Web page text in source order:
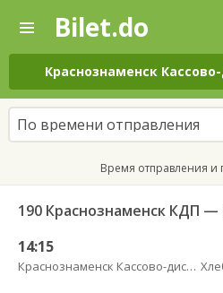
—
Поиск
и
покупка
билетов
на
автобус
онлайн
Bilet.do
По времени отправления
Время отправления и
190 Краснознаменск КДП —
14:15
Краснознаменск Кассово-диспетчерский пункт